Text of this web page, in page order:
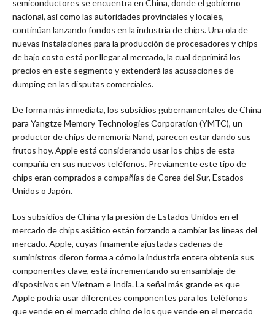
semiconductores se encuentra en China, donde el gobierno
nacional, así como las autoridades provinciales y locales,
continúan lanzando fondos en la industria de chips. Una ola de
nuevas instalaciones para la producción de procesadores y chips
de bajo costo está por llegar al mercado, la cual deprimirá los
precios en este segmento y extenderá las acusaciones de
dumping en las disputas comerciales.
De forma más inmediata, los subsidios gubernamentales de China
para Yangtze Memory Technologies Corporation (YMTC), un
productor de chips de memoría Nand, parecen estar dando sus
frutos hoy. Apple está considerando usar los chips de esta
compañía en sus nuevos teléfonos. Previamente este tipo de
chips eran comprados a compañías de Corea del Sur, Estados
Unidos o Japón.
Los subsidios de China y la presión de Estados Unidos en el
mercado de chips asiático están forzando a cambiar las líneas del
mercado. Apple, cuyas finamente ajustadas cadenas de
suministros dieron forma a cómo la industria entera obtenía sus
componentes clave, está incrementando su ensamblaje de
dispositivos en Vietnam e India. La señal más grande es que
Apple podría usar diferentes componentes para los teléfonos
que vende en el mercado chino de los que vende en el mercado